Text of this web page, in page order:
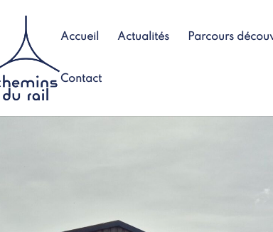
Accueil Actualités Parcours
Contact